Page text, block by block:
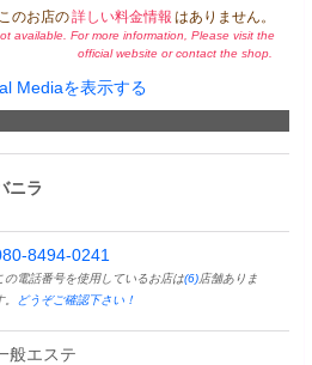
このお店の詳しい料金情報 はありません。
available. For more information, Please visit the
official website or contact the shop.
Mediaを表示する
ニラ
8494-0241
の電話番号を使用しているお店は(6)店舗ありま
。
どうぞご確認下さい！
般エステ